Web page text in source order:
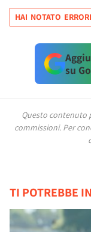
HAI NOTATO
su
Questo contenuto
commissioni. Per
TI POTREBBE